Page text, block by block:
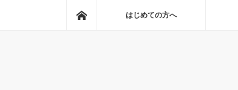
はじめての方へ